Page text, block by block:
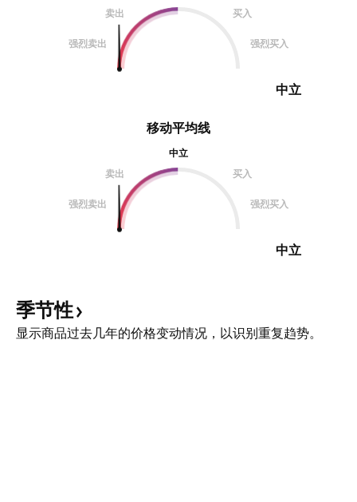
卖出 买入
强烈卖出 强烈买入
中立
移动平均线
中立
卖出
买入
强烈卖出 强烈买入
中立
季节性
显示商品过去几年的价格变动情况，以识别重复趋势。